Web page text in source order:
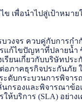
เพื่อนำไปสู่เป้าหมาย
วงจร ควบคู่กับการก
ไขปัญหาที่ปลายน้ำ ซึ่
ยนเกี่ยวกับบริษัทประกั
อภาคธุรกิจประกันภั
ะดับกระบวนการพิจา
กรองและพิจารณาข้อ
ห้บริการ (SLA) อย่า